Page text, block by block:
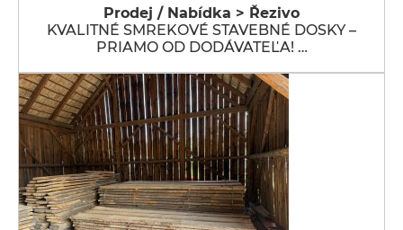
Prodej / Nabídka > Řezivo
KVALITNÉ SMREKOVÉ STAVEBNÉ DOSKY –
PRIAMO OD DODÁVATEĽA! …